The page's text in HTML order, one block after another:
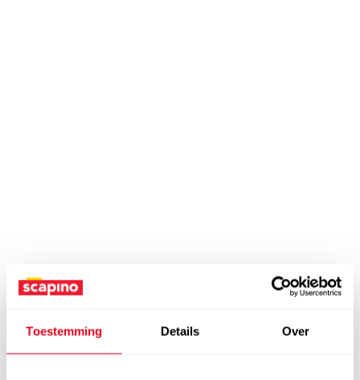
Toestemming Details Over